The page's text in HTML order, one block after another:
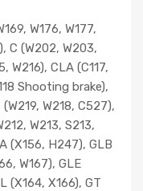
W176, W177,
C (W202, W203,
W216), CLA (C117,
Shooting brake),
W218, C527),
W213, S213,
(X156, H247), GLB
W167), GLE
(X164, X166), GT